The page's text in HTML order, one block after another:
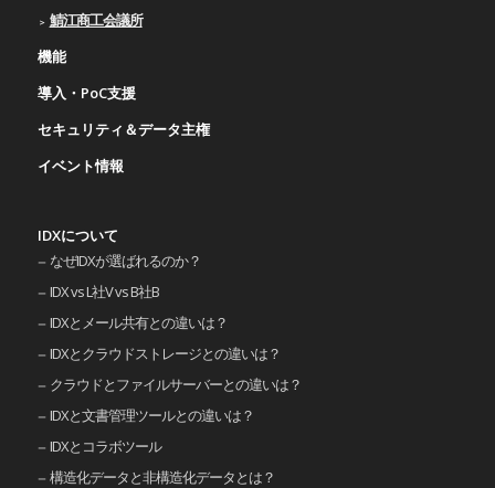
鯖江商工会議所
機能
導入・PoC支援
セキュリティ＆データ主権
イベント情報
IDXについて
なぜIDXが選ばれるのか？
IDX vs L社V vs B社B
IDXとメール共有との違いは？
IDXとクラウドストレージとの違いは？
クラウドとファイルサーバーとの違いは？
IDXと文書管理ツールとの違いは？
IDXとコラボツール
構造化データと非構造化データとは？